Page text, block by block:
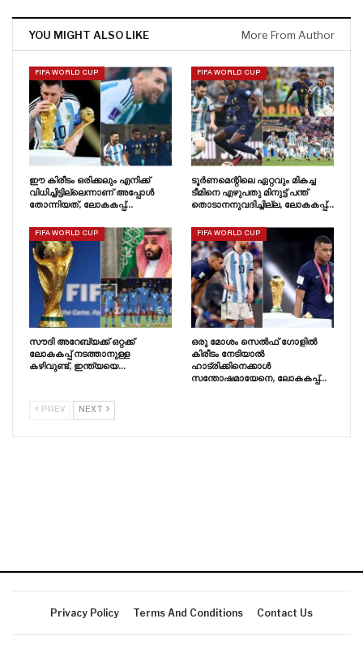
YOU MIGHT ALSO LIKE More From Author
FIFA WORLD CUP
ഈ കിരീടം ഒരിക്കലും എനിക്ക്
വിധിച്ചിട്ടില്ലെന്നാണ് അപ്പോൾ
തോന്നിയത്, ലോകകപ്പ്…
FIFA WORLD CUP
ടൂർണമെന്റിലെ ഏറ്റവും മികച്ച
ടീമിനെ എഴുപതു മിനുട്ട് പന്ത്
തൊടാനനുവദിച്ചില്ല, ലോകകപ്പ്…
FIFA WORLD CUP
സൗദി അറേബ്യക്ക് ഒറ്റക്ക്
ലോകകപ്പ് നടത്താനുള്ള
കഴിവുണ്ട്, ഇന്ത്യയെ…
FIFA WORLD CUP
ഒരു മോശം സെൽഫ് ഗോളിൽ
കിരീടം നേടിയാൽ
ഹാട്രിക്കിനെക്കാൾ
സന്തോഷമായേനെ, ലോകകപ്പ്…
PREV NEXT
Privacy Policy Terms And Conditions Contact Us